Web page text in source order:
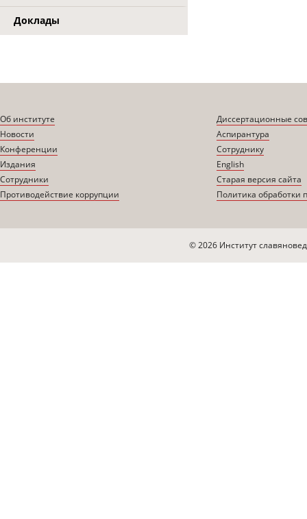
Доклады
Об институте
Новости
Конференции
Издания
Сотрудники
Противодействие коррупции
Диссертационные
Аспирантура
Сотруднику
English
Старая версия сайта
Политика обработки
© 2026 Институт